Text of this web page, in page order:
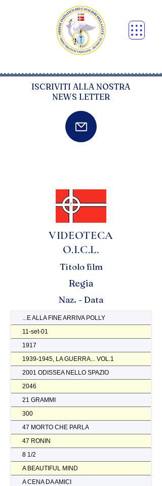
ISCRIVITI ALLA NOSTRA
NEWS LETTER
VIDEOTECA
O.I.C.L.
Titolo film
Regia
Naz. - Data
...E ALLA FINE ARRIVA POLLY
11-set-01
1917
1939-1945, LA GUERRA... VOL.1
2001 ODISSEA NELLO SPAZIO
2046
21 GRAMMI
300
47 MORTO CHE PARLA
47 RONIN
8 1/2
A BEAUTIFUL MIND
A CENA DA AMICI